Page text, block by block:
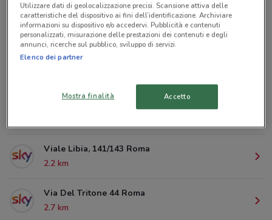
© MapTiler © OpenStreetMap contributors
V. Morgagni, 4/C Roma
Viale Libia, 141/143 Roma
2.2 km
Via Del Tritone 44 Roma
2.7 km
Utilizzare dati di geolocalizzazione precisi. Scansione attiva delle
caratteristiche del dispositivo ai fini dell’identificazione. Archiviare
informazioni su dispositivo e/o accedervi. Pubblicità e contenuti
personalizzati, misurazione delle prestazioni dei contenuti e degli
annunci, ricerche sul pubblico, sviluppo di servizi.
Elenco dei partner
Mostra finalità Accetto